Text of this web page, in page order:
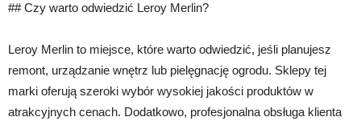
## Czy warto odwiedzić Leroy Merlin?
Leroy Merlin to miejsce, które warto odwiedzić, jeśli planujesz
remont, urządzanie wnętrz lub pielęgnację ogrodu. Sklepy tej
marki oferują szeroki wybór wysokiej jakości produktów w
atrakcyjnych cenach. Dodatkowo, profesjonalna obsługa klienta